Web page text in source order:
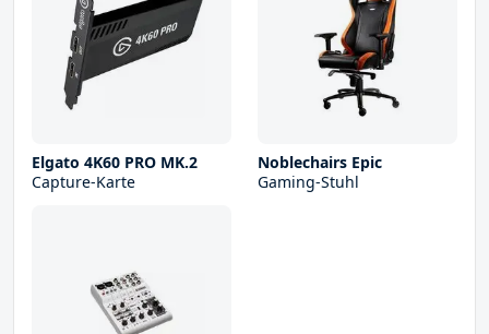
Elgato 4K60 PRO MK.2
Capture-Karte
Noblechairs Epic
Gaming-Stuhl